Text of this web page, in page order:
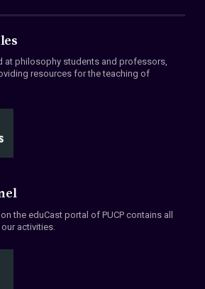
at philosophy students and professors,
resources for the teaching of
the eduCast portal of PUCP contains all
activities.